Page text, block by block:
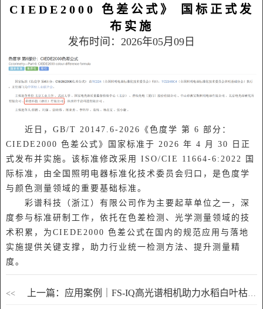
CIEDE2000 色差公式》 国标正式发
布实施
发布时间：2026年05月09日
近日，GB/T 20147.6-2026《色度学 第 6 部分：
CIEDE2000 色差公式》国家标准于 2026 年 4 月 30 日正
式发布并实施。该标准修改采用 ISO/CIE 11664-6:2022 国
际标准，由全国照明电器标准化技术委员会归口，是色度学
与颜色测量领域的重要基础标准。
彩谱科技（浙江）有限公司作为主要起草单位之一，深
度参与标准研制工作，依托在色差检测、光学测量领域的技
术积累，为CIEDE2000 色差公式在国内的规范应用与落地
实施提供关键支撑，助力行业统一检测方法、提升测量精
度。
<< 上一篇：应用案例｜FS-IQ高光谱相机助力水稻白叶枯病早期无损检测